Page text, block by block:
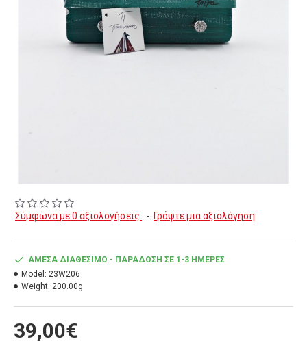
Σύμφωνα με 0 αξιολογήσεις. - Γράψτε μια αξιολόγηση
39,00€
ΆΜΕΣΑ ΔΙΑΘΈΣΙΜΟ - ΠΑΡΆΔΟΣΗ ΣΕ 1-3 ΗΜΈΡΕΣ
Model: 23W206
Weight: 200.00g